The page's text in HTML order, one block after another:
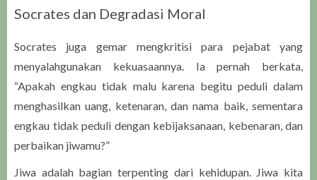
Socrates dan Degradasi Moral
Socrates juga gemar mengkritisi para pejabat yang
menyalahgunakan kekuasaannya. Ia pernah berkata,
“Apakah engkau tidak malu karena begitu peduli dalam
menghasilkan uang, ketenaran, dan nama baik, sementara
engkau tidak peduli dengan kebijaksanaan, kebenaran, dan
perbaikan jiwamu?”
Jiwa adalah bagian terpenting dari kehidupan. Jiwa kita